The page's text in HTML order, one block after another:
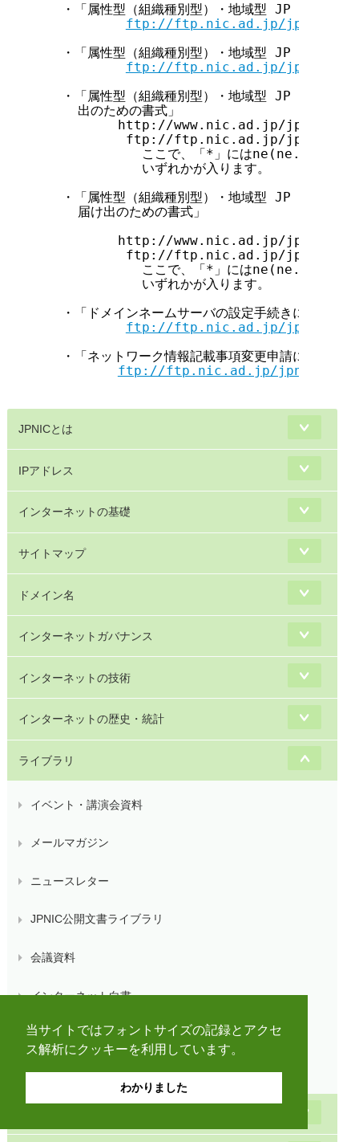
当サイトではフォントサイズの記録とアクセ
ス解析にクッキーを利用しています。
わかりました
・「属性型（組織種別型）・地域型 JP ドメイン
ftp://ftp.nic.ad.jp/jpnic/
・「属性型（組織種別型）・地域型 JP ドメイン
ftp://ftp.nic.ad.jp/jpnic/
・「属性型（組織種別型）・地域型 JP ドメイン
    出のための書式」
http://www.nic.ad.jp/jp/
ftp://ftp.nic.ad.jp/jpnic/
ここで、「*」にはne(ne.jp用),
            いずれかが入ります。
・「属性型（組織種別型）・地域型 JP ドメイン
    届け出のための書式」
http://www.nic.ad.jp/jp/
ftp://ftp.nic.ad.jp/jpnic/
ここで、「*」にはne(ne.jp用),
            いずれかが入ります。
  ・「ドメインネームサーバの設定手続きについて」
ftp://ftp.nic.ad.jp/jpnic/
  ・「ネットワーク情報記載事項変更申請について」
ftp://ftp.nic.ad.jp/jpnic/
JPNICとは
IPアドレス
インターネットの基礎
サイトマップ
ドメイン名
インターネットガバナンス
インターネットの技術
インターネットの歴史・統計
ライブラリ
イベント・講演会資料
メールマガジン
ニュースレター
JPNIC公開文書ライブラリ
会議資料
インターネット白書
執筆記事
調査報告書